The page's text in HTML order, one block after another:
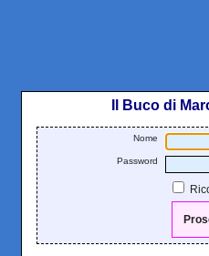
Il Buco di
Nome
Password